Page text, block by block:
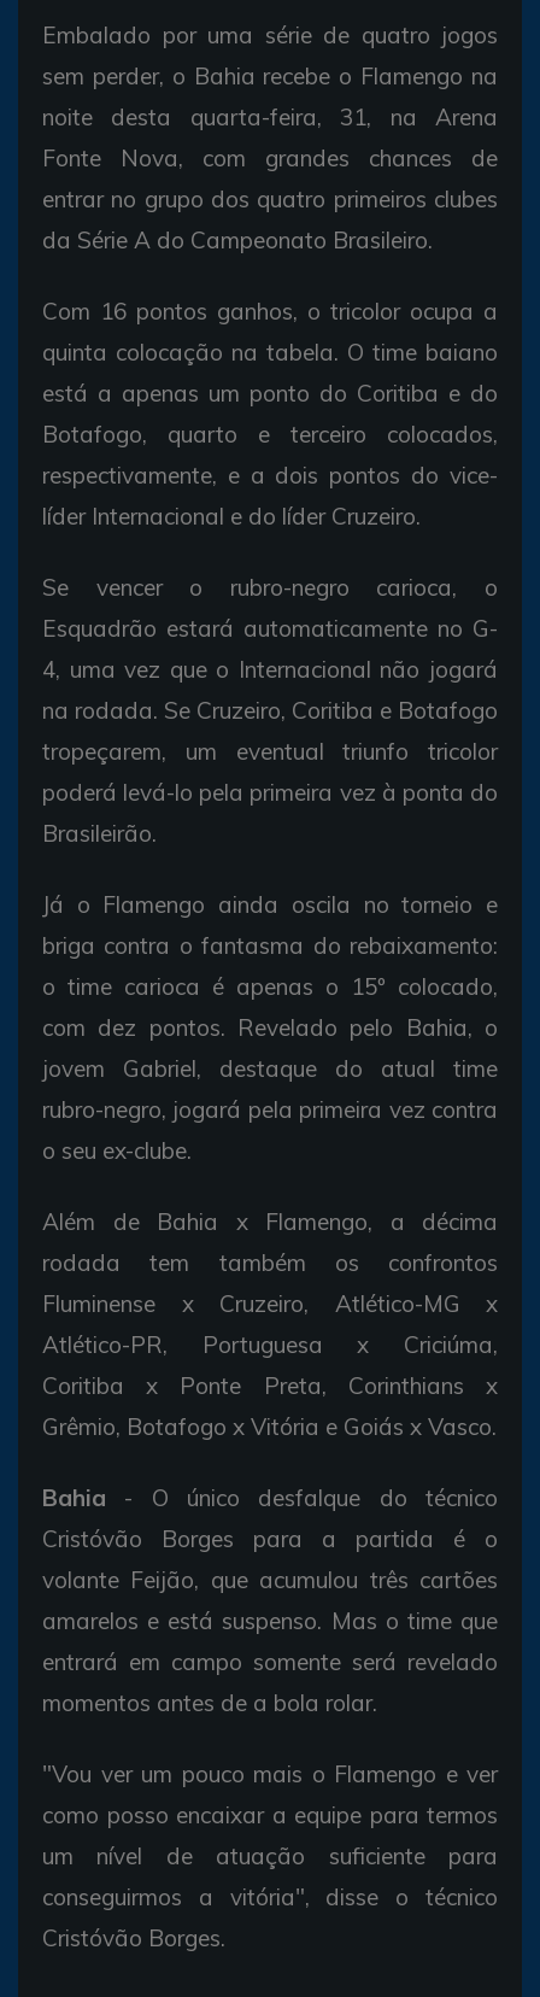
Embalado por uma série de quatro jogos
sem perder, o Bahia recebe o Flamengo na
noite desta quarta-feira, 31, na Arena
Fonte Nova, com grandes chances de
entrar no grupo dos quatro primeiros clubes
da Série A do Campeonato Brasileiro.
Com 16 pontos ganhos, o tricolor ocupa a
quinta colocação na tabela. O time baiano
está a apenas um ponto do Coritiba e do
Botafogo, quarto e terceiro colocados,
respectivamente, e a dois pontos do vice-
líder Internacional e do líder Cruzeiro.
Se vencer o rubro-negro carioca, o
Esquadrão estará automaticamente no G-
4, uma vez que o Internacional não jogará
na rodada. Se Cruzeiro, Coritiba e Botafogo
tropeçarem, um eventual triunfo tricolor
poderá levá-lo pela primeira vez à ponta do
Brasileirão.
Já o Flamengo ainda oscila no torneio e
briga contra o fantasma do rebaixamento:
o time carioca é apenas o 15º colocado,
com dez pontos. Revelado pelo Bahia, o
jovem Gabriel, destaque do atual time
rubro-negro, jogará pela primeira vez contra
o seu ex-clube.
Além de Bahia x Flamengo, a décima
rodada tem também os confrontos
Fluminense x Cruzeiro, Atlético-MG x
Atlético-PR, Portuguesa x Criciúma,
Coritiba x Ponte Preta, Corinthians x
Grêmio, Botafogo x Vitória e Goiás x Vasco.
Bahia - O único desfalque do técnico
Cristóvão Borges para a partida é o
volante Feijão, que acumulou três cartões
amarelos e está suspenso. Mas o time que
entrará em campo somente será revelado
momentos antes de a bola rolar.
"Vou ver um pouco mais o Flamengo e ver
como posso encaixar a equipe para termos
um nível de atuação suficiente para
conseguirmos a vitória", disse o técnico
Cristóvão Borges.